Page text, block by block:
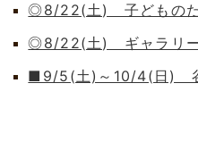
◎8/22(土) 子どものた
◎8/22(土) ギャラリー
■9/5(土)～10/4(日) 谷